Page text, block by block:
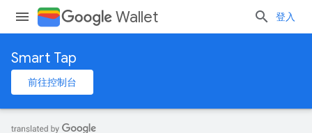
Wallet 登入
Smart Tap
前往控制台